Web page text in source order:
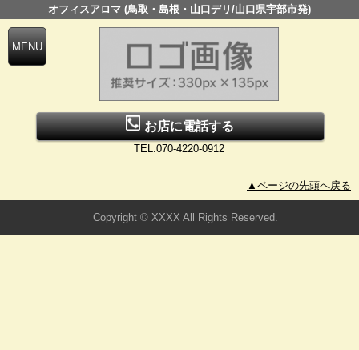
オフィスアロマ (鳥取・島根・山口デリ/山口県宇部市発)
お店に電話する
TEL.070-4220-0912
▲ページの先頭へ戻る
Copyright © XXXX All Rights Reserved.